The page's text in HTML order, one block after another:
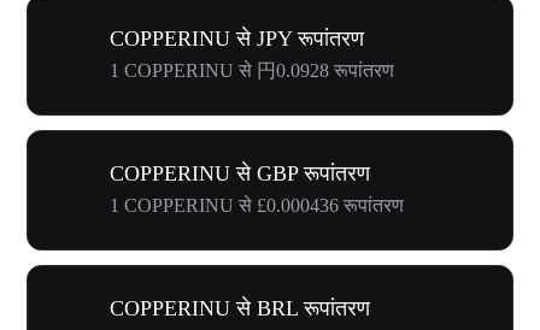
COPPERINU से JPY रूपांतरण
1 COPPERINU से 円0.0928 रूपांतरण
COPPERINU से GBP रूपांतरण
1 COPPERINU से £0.000436 रूपांतरण
COPPERINU से BRL रूपांतरण